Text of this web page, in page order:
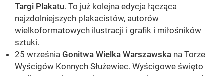
Targi Plakatu. To już kolejna edycja łącząca
najzdolniejszych plakacistów, autorów
wielkoformatowych ilustracji i grafik i miłośników
sztuki.
25 września Gonitwa Wielka Warszawska na Torze
Wyścigów Konnych Służewiec. Wyścigowe święto